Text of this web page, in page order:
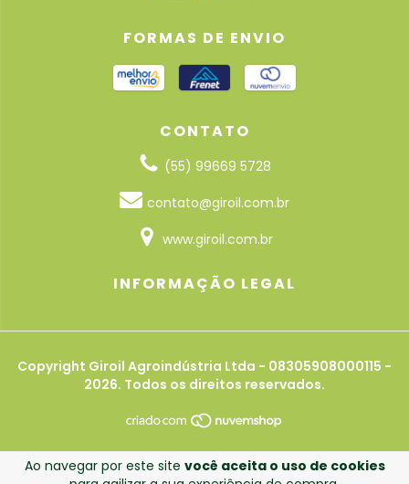
Ao navegar por este site você aceita o uso de cookies
FORMAS DE ENVIO
CONTATO
(55) 99669 5728
contato@giroil.com.br
www.giroil.com.br
INFORMAÇÃO LEGAL
Copyright Giroil Agroindústria Ltda - 08305908000115 -
2026. Todos os direitos reservados.